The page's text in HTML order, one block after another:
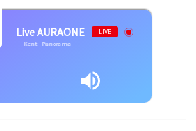
Live AURAONE LIVE
Kent - Panorama